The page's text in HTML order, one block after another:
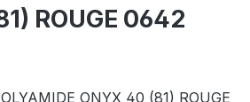
ROUGE 0642